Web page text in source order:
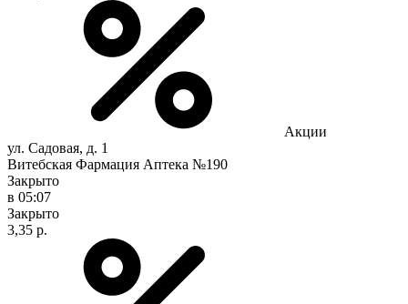
Акции
ул. Садовая, д. 1
Витебская Фармация Аптека №190
Закрыто
в 05:07
Закрыто
3,35 р.